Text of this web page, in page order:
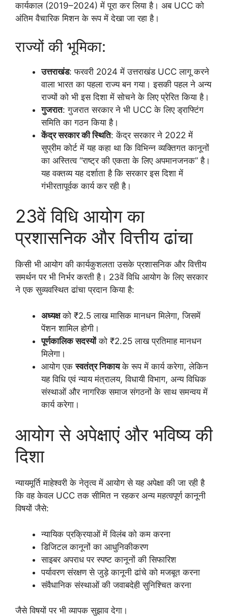
कार्यकाल (2019–2024) में पूरा कर लिया है। अब UCC को
अंतिम वैचारिक मिशन के रूप में देखा जा रहा है।
राज्यों की भूमिका:
उत्तराखंड: फरवरी 2024 में उत्तराखंड UCC लागू करने
वाला भारत का पहला राज्य बन गया। इसकी पहल ने अन्य
राज्यों को भी इस दिशा में सोचने के लिए प्रेरित किया है।
गुजरात: गुजरात सरकार ने भी UCC के लिए ड्राफ्टिंग
समिति का गठन किया है।
केंद्र सरकार की स्थिति: केंद्र सरकार ने 2022 में
सुप्रीम कोर्ट में यह कहा था कि विभिन्न व्यक्तिगत कानूनों
का अस्तित्व “राष्ट्र की एकता के लिए अपमानजनक” है।
यह वक्तव्य यह दर्शाता है कि सरकार इस दिशा में
गंभीरतापूर्वक कार्य कर रही है।
23वें विधि आयोग का
प्रशासनिक और वित्तीय ढांचा
किसी भी आयोग की कार्यकुशलता उसके प्रशासनिक और वित्तीय
समर्थन पर भी निर्भर करती है। 23वें विधि आयोग के लिए सरकार
ने एक सुव्यवस्थित ढांचा प्रदान किया है:
अध्यक्षको ₹2.5 लाख मासिक मानधन मिलेगा, जिसमें
पेंशन शामिल होगी।
पूर्णकालिक सदस्योंको ₹2.25 लाख प्रतिमाह मानधन
मिलेगा।
आयोग एकस्वतंत्र निकायके रूप में कार्य करेगा, लेकिन
यह विधि एवं न्याय मंत्रालय, विधायी विभाग, अन्य विधिक
संस्थाओं और नागरिक समाज संगठनों के साथ समन्वय में
कार्य करेगा।
आयोग से अपेक्षाएं और भविष्य की
दिशा
न्यायमूर्ति माहेश्वरी के नेतृत्व में आयोग से यह अपेक्षा की जा रही है
कि वह केवल UCC तक सीमित न रहकर अन्य महत्वपूर्ण कानूनी
विषयों जैसे:
न्यायिक प्रक्रियाओं में विलंब को कम करना
डिजिटल कानूनों का आधुनिकीकरण
साइबर अपराध पर स्पष्ट कानूनों की सिफारिश
पर्यावरण संरक्षण से जुड़े कानूनी ढांचे को मजबूत करना
संवैधानिक संस्थाओं की जवाबदेही सुनिश्चित करना
जैसे विषयों पर भी व्यापक सुझाव देगा।